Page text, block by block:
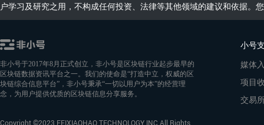
户学习及研究之用，不构成任何投资、法律等其他领域的建议和依据
非小号于2017年8月正式创立，非小号是区块链行业起步最早的
区块链数据资讯平台之一。我们的使命是“打造中立，权威的区
块链综合信息平台”，非小号秉承“一切以用户为本”的经营理
念，为用户提供优质的区块链信息分享服务。
Copyright ©2023 FEIXIAOHAO TECHNOLOGY INC All Rights
小号
媒体
项目
交易